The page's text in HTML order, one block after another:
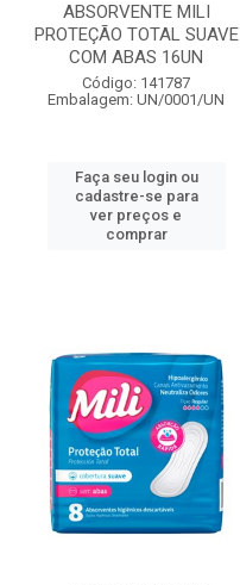
ABSORVENTE MILI
PROTEÇÃO TOTAL SUAVE
COM ABAS 16UN
Código: 141787
Embalagem: UN/0001/UN
Faça seu login ou
cadastre-se para
ver preços e
comprar